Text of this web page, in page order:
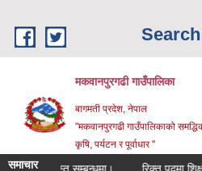
मकवानपुरगढी गाउँपालिका
बागमती प्रदेश, नेपाल
"मकवानपुरगढी गाउँपालिकाको
कृषि, पर्यटन र पूर्वाधार "
समाचार